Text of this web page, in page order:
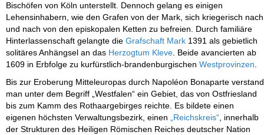
Bischöfen von Köln unterstellt. Dennoch gelang es einigen
Lehensinhabern, wie den Grafen von der Mark, sich kriegerisch nach
und nach von den episkopalen Ketten zu befreien. Durch familiäre
Hinterlassenschaft gelangte die Grafschaft Mark 1391 als gebietlich
solitäres Anhängsel an das Herzogtum Kleve. Beide avancierten ab
1609 in Erbfolge zu kurfürstlich-brandenburgischen Westprovinzen.
Bis zur Eroberung Mitteleuropas durch Napoléon Bonaparte verstand
man unter dem Begriff „Westfalen“ ein Gebiet, das von Ostfriesland
bis zum Kamm des Rothaargebirges reichte. Es bildete einen
eigenen höchsten Verwaltungsbezirk, einen „Reichskreis“, innerhalb
der Strukturen des Heiligen Römischen Reiches deutscher Nation